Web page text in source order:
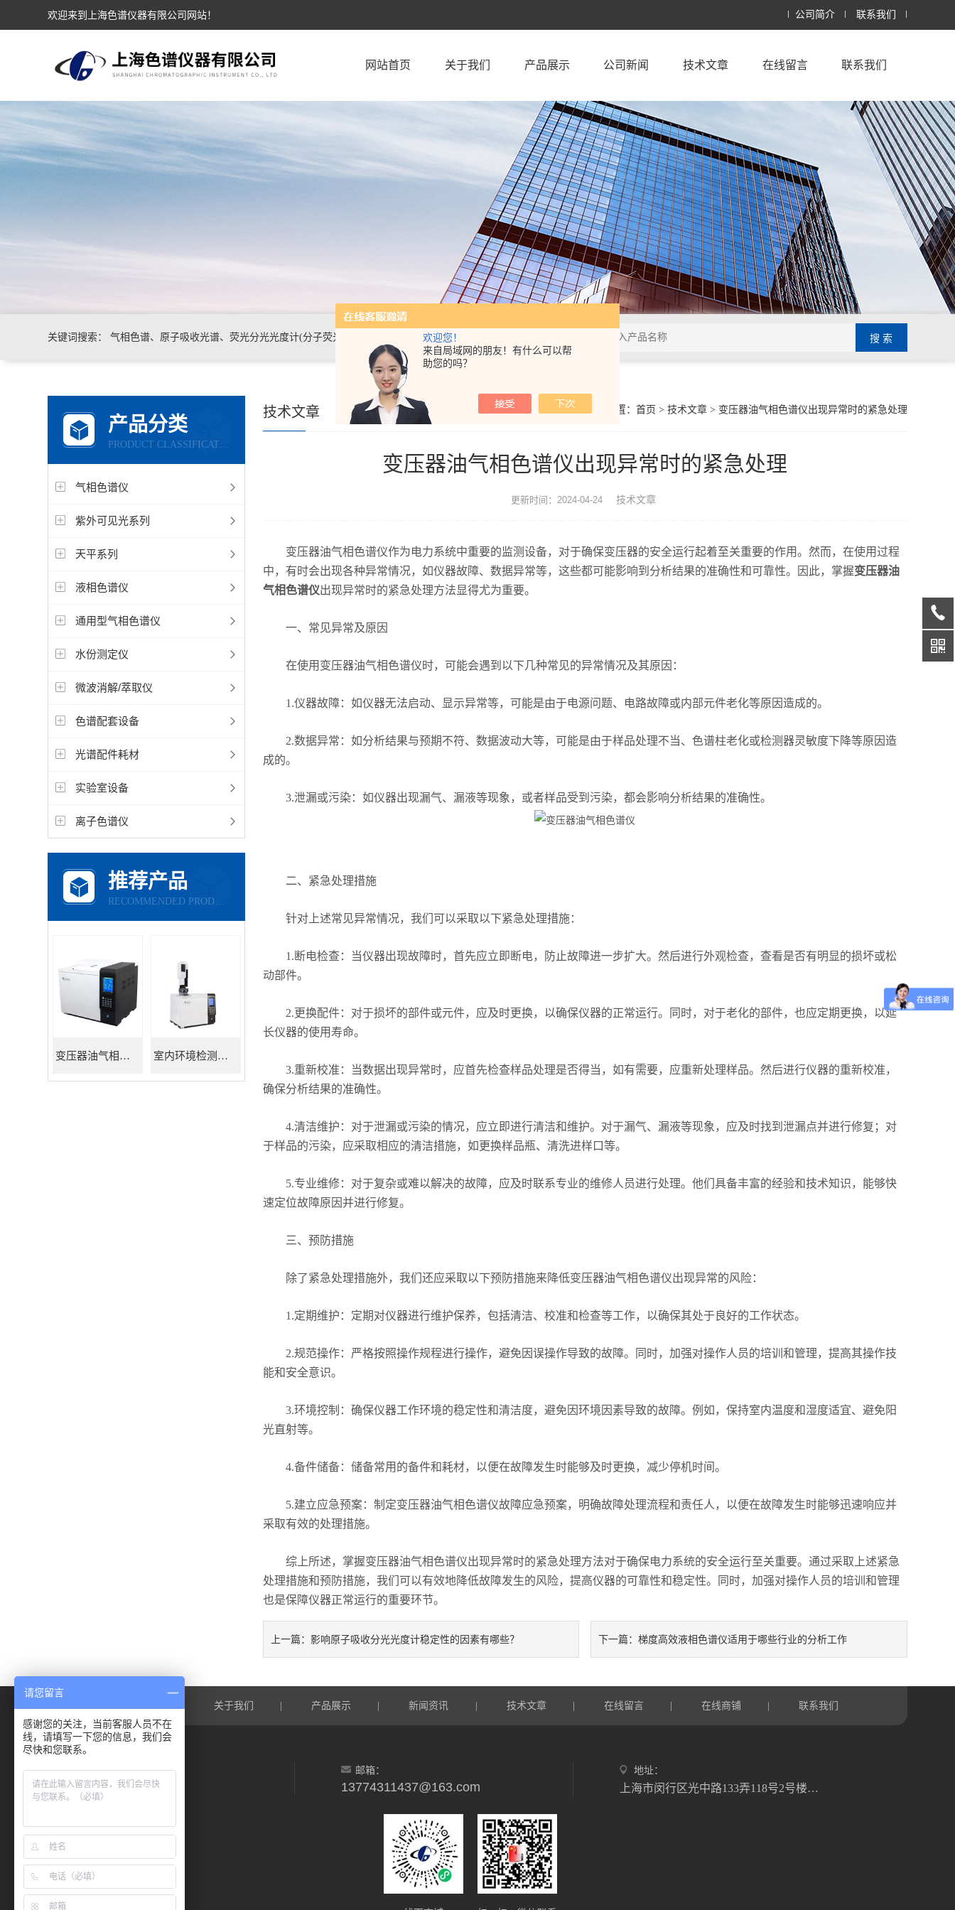
欢迎您！
来自局域网的朋友！有什么可以帮
助您的吗？
欢迎来到上海色谱仪器有限公司网站！ 公司简介 联系我们
网站首页 关于我们 产品展示 公司新闻 技术文章 在线留言 联系我们
关键词搜索： 气相色谱、原子吸收光谱、荧光分光光度计(分子荧光)、紫外分光光度计、紫外可见分光光度计
产品分类
PRODUCT CLASSIFICATION
气相色谱仪
紫外可见光系列
天平系列
液相色谱仪
通用型气相色谱仪
水份测定仪
微波消解/萃取仪
色谱配套设备
光谱配件耗材
实验室设备
离子色谱仪
推荐产品
RECOMMENDED PRODUCTS
变压器油气相色谱仪 室内环境检测色谱仪
你的位置： 首页 > 技术文章> 变压器油气相色谱仪出现异常时的紧急处理
技术文章
变压器油气相色谱仪出现异常时的紧急处理
更新时间：2024-04-24 技术文章
变压器油气相色谱仪作为电力系统中重要的监测设备，对于确保变压器的安全运行起着至关重要的作用。然而，在使用过程
中，有时会出现各种异常情况，如仪器故障、数据异常等，这些都可能影响到分析结果的准确性和可靠性。因此，掌握变压器油
气相色谱仪出现异常时的紧急处理方法显得尤为重要。
一、常见异常及原因
在使用变压器油气相色谱仪时，可能会遇到以下几种常见的异常情况及其原因：
1.仪器故障：如仪器无法启动、显示异常等，可能是由于电源问题、电路故障或内部元件老化等原因造成的。
2.数据异常：如分析结果与预期不符、数据波动大等，可能是由于样品处理不当、色谱柱老化或检测器灵敏度下降等原因造
成的。
3.泄漏或污染：如仪器出现漏气、漏液等现象，或者样品受到污染，都会影响分析结果的准确性。
二、紧急处理措施
针对上述常见异常情况，我们可以采取以下紧急处理措施：
1.断电检查：当仪器出现故障时，首先应立即断电，防止故障进一步扩大。然后进行外观检查，查看是否有明显的损坏或松
动部件。
2.更换配件：对于损坏的部件或元件，应及时更换，以确保仪器的正常运行。同时，对于老化的部件，也应定期更换，以延
长仪器的使用寿命。
3.重新校准：当数据出现异常时，应首先检查样品处理是否得当，如有需要，应重新处理样品。然后进行仪器的重新校准，
确保分析结果的准确性。
4.清洁维护：对于泄漏或污染的情况，应立即进行清洁和维护。对于漏气、漏液等现象，应及时找到泄漏点并进行修复；对
于样品的污染，应采取相应的清洁措施，如更换样品瓶、清洗进样口等。
5.专业维修：对于复杂或难以解决的故障，应及时联系专业的维修人员进行处理。他们具备丰富的经验和技术知识，能够快
速定位故障原因并进行修复。
三、预防措施
除了紧急处理措施外，我们还应采取以下预防措施来降低变压器油气相色谱仪出现异常的风险：
1.定期维护：定期对仪器进行维护保养，包括清洁、校准和检查等工作，以确保其处于良好的工作状态。
2.规范操作：严格按照操作规程进行操作，避免因误操作导致的故障。同时，加强对操作人员的培训和管理，提高其操作技
能和安全意识。
3.环境控制：确保仪器工作环境的稳定性和清洁度，避免因环境因素导致的故障。例如，保持室内温度和湿度适宜、避免阳
光直射等。
4.备件储备：储备常用的备件和耗材，以便在故障发生时能够及时更换，减少停机时间。
5.建立应急预案：制定变压器油气相色谱仪故障应急预案，明确故障处理流程和责任人，以便在故障发生时能够迅速响应并
采取有效的处理措施。
综上所述，掌握变压器油气相色谱仪出现异常时的紧急处理方法对于确保电力系统的安全运行至关重要。通过采取上述紧急
处理措施和预防措施，我们可以有效地降低故障发生的风险，提高仪器的可靠性和稳定性。同时，加强对操作人员的培训和管理
也是保障仪器正常运行的重要环节。
上一篇： 影响原子吸收分光光度计稳定性的因素有哪些？ 下一篇：梯度高效液相色谱仪适用于哪些行业的分析工作
关于我们 产品展示 新闻资讯 技术文章 在线留言 在线商铺 联系我们
邮箱：
13774311437@163.com
地址：
上海市闵行区光中路133弄118号2号楼二楼
请您留言
感谢您的关注，当前客服人员不在
线，请填写一下您的信息，我们会
尽快和您联系。